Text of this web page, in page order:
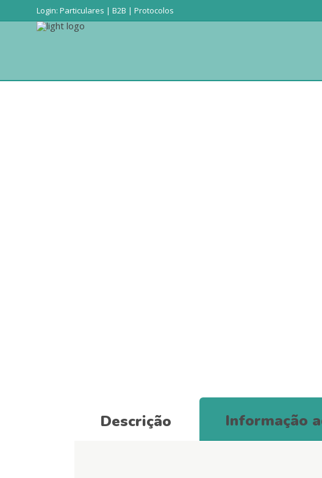
Login: Particulares | B2B | Protocolos
Descrição Informação